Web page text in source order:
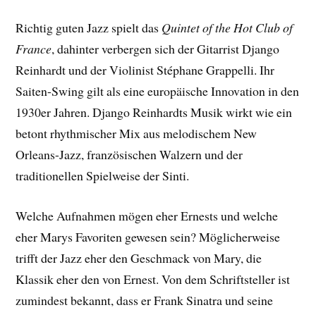
Richtig guten Jazz spielt das Quintet of the Hot Club of
France, dahinter verbergen sich der Gitarrist Django
Reinhardt und der Violinist Stéphane Grappelli. Ihr
Saiten-Swing gilt als eine europäische Innovation in den
1930er Jahren. Django Reinhardts Musik wirkt wie ein
betont rhythmischer Mix aus melodischem New
Orleans-Jazz, französischen Walzern und der
traditionellen Spielweise der Sinti.
Welche Aufnahmen mögen eher Ernests und welche
eher Marys Favoriten gewesen sein? Möglicherweise
trifft der Jazz eher den Geschmack von Mary, die
Klassik eher den von Ernest. Von dem Schriftsteller ist
zumindest bekannt, dass er Frank Sinatra und seine